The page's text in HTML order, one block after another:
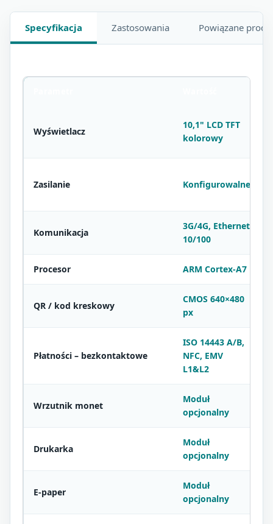
Specyfikacja Zastosowania Powiązane
Wyświetlacz
10,1" LCD TFT
kolorowy
Zasilanie Konfigurowalne
Komunikacja
3G/4G, Ethernet
10/100
Procesor ARM Cortex-A7
QR / kod kreskowy
CMOS 640×480
px
Płatności – bezkontaktowe
ISO 14443 A/B,
NFC, EMV
L1&L2
Wrzutnik monet
Moduł
opcjonalny
Drukarka
Moduł
opcjonalny
E-paper
Moduł
opcjonalny